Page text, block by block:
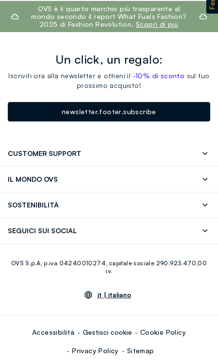
footer.ariatitleOVS è il quarto marchio più trasparente al
mondo secondo il report What Fuels Fashion?
2025 di Fashion Revolution. Scopri di più
Un click, un regalo:
Iscriviti ora alla newsletter e ottieni il -10% di sconto sul tuo
prossimo acquisto!
newsletter.footer.subscribe
CUSTOMER SUPPORT
IL MONDO OVS
Giftcard
SOSTENIBILITÀ
SEGUICI SUI SOCIAL
Youtube Linkedin
OVS S.p.A, p.iva 04240010274, capitale sociale 290.923.470,00
i.v.
it | italiano
Accessibilità Gestisci cookie Cookie Policy
Privacy Policy Sitemap